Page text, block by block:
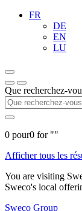
FR
DE
EN
LU
Que recherchez-
0 pour0 for ""
Afficher tous les
You are visiting
Sweco's local
Sweco Group